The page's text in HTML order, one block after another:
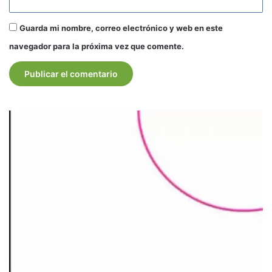
Guarda mi nombre, correo electrónico y web en este
navegador para la próxima vez que comente.